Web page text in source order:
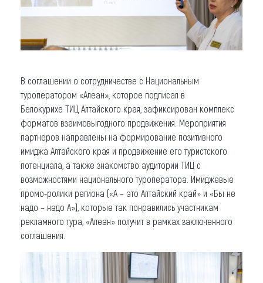
В соглашении о сотрудничестве с Национальным
туроператором «Алеан», которое подписал в
Белокурихе ТИЦ Алтайского края, зафиксирован комплекс
форматов взаимовыгодного продвижения. Мероприятия
партнеров направлены на формирование позитивного
имиджа Алтайского края и продвижение его туристского
потенциала, а также знакомство аудитории ТИЦ с
возможностями национального туроператора. Имиджевые
промо-ролики региона («А – это Алтайский край» и «Бы не
надо – надо А»), которые так понравились участникам
рекламного тура, «Алеан» получит в рамках заключенного
соглашения.